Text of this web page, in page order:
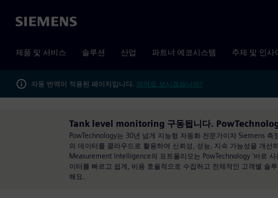
Siemens
제품 및 서비스 솔루션 산업 파트너 에코시스템 주제 및 인사
자동 번역이 적용된 페이지입니다. 영어로 보시겠습니까?
Tank level monitoring 구동됩니다.
PowTechnology는 30년 넘게 지능형 자동화 전문가이자 Siemens
의 데이터를 클라우드로 활용하여 신뢰성, 성능, 지속 가능성을 개선
Measurement Intelligence의 포트폴리오는 PowTechnology '바로
이터를 빠르고 쉽게, 비용 효율적으로 수집하고 전체적인 고객별 솔
해요.